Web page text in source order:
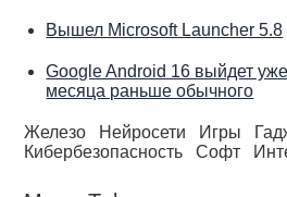
Вышел Microsoft Launcher 5.8
Google Android 16 выйдет
месяца раньше обычного
Железо Нейросети Игры
Кибербезопасность
Софт